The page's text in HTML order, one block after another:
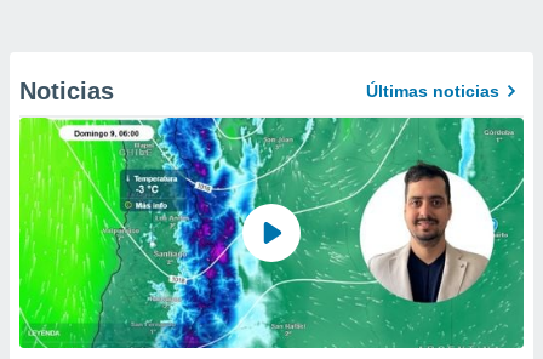
Noticias Últimas noticias